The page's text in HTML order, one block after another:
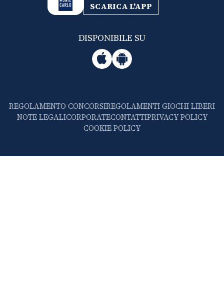
SCARICA L'APP
DISPONIBILE SU
REGOLAMENTO CONCORSIREGOLAMENTI GIOCHI LIBERI
NOTE LEGALICORPORATECONTATTIPRIVACY POLICY
COOKIE POLICY